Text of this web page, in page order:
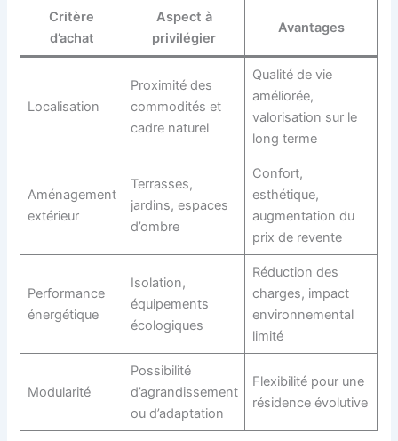
Critère
d’achat
Aspect à
privilégier
Avantages
Localisation
Proximité des
commodités et
cadre naturel
Qualité de vie
améliorée,
valorisation sur le
long terme
Aménagement
extérieur
Terrasses,
jardins, espaces
d’ombre
Confort,
esthétique,
augmentation du
prix de revente
Performance
énergétique
Isolation,
équipements
écologiques
Réduction des
charges, impact
environnemental
limité
Modularité
Possibilité
d’agrandissement
ou d’adaptation
Flexibilité pour une
résidence évolutive